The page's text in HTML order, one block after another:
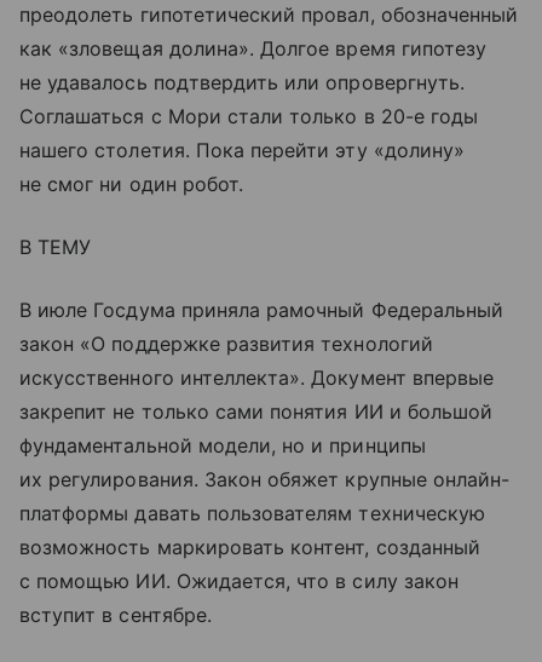
преодолеть гипотетический провал, обозначенный
как «зловещая долина». Долгое время гипотезу
не удавалось подтвердить или опровергнуть.
Соглашаться с Мори стали только в 20-е годы
нашего столетия. Пока перейти эту «долину»
не смог ни один робот.
В ТЕМУ
В июле Госдума приняла рамочный Федеральный
закон «О поддержке развития технологий
искусственного интеллекта». Документ впервые
закрепит не только сами понятия ИИ и большой
фундаментальной модели, но и принципы
их регулирования. Закон обяжет крупные онлайн-
платформы давать пользователям техническую
возможность маркировать контент, созданный
с помощью ИИ. Ожидается, что в силу закон
вступит в сентябре.